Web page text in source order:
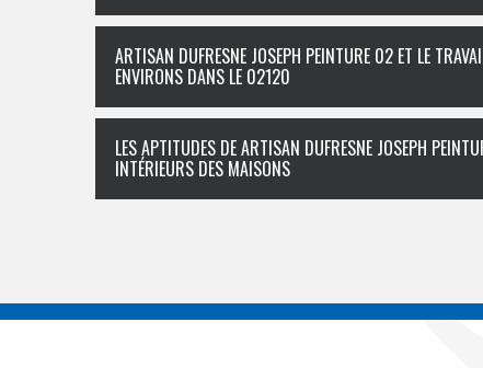
ARTISAN DUFRESNE JOSEPH PEINTURE 02 ET LE
ENVIRONS DANS LE 02120
LES APTITUDES DE ARTISAN DUFRESNE JOSEPH
INTÉRIEURS DES MAISONS